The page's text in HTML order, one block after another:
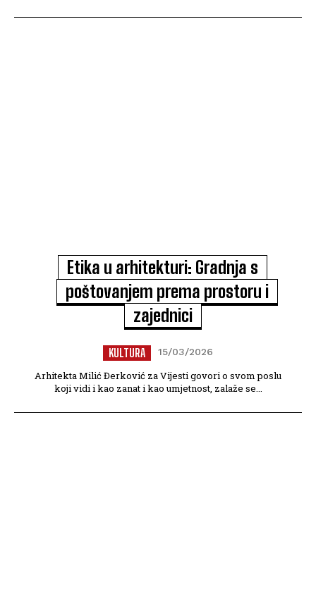
Etika u arhitekturi: Gradnja s
poštovanjem prema prostoru i
zajednici
KULTURA 15/03/2026
Arhitekta Milić Đerković za Vijesti govori o svom poslu
koji vidi i kao zanat i kao umjetnost, zalaže se...